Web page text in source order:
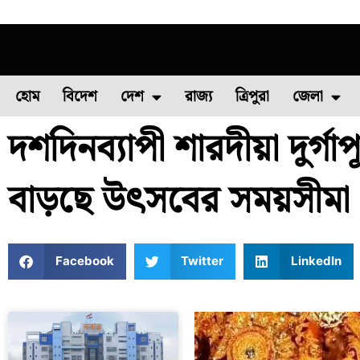
হোম বিদেশ দেশ
ফুল চাষ ফল চাষ মাছ চাষ পোল্ট্রি
রাজ্য ত্রিপুরা জেলা
উত্তর ২৪
দশদিনব্যাপী শারদীয়া
বাড়ছে উৎসবের সময়সীমা
Facebook Twitter LinkedIn